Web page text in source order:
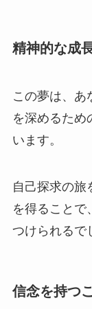
精神的な成
この夢は、あ
を深めるため
います。
自己探求の旅
を得ることで
つけられるで
信念を持つ